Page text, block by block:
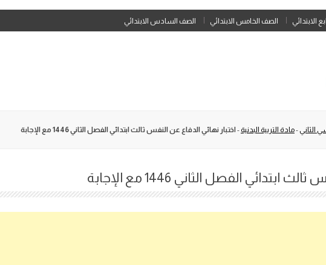
Skip
to
الابتدائي الصف الخامس الابتدائي الصف السادس الابتدائي
الثاني -مادة التربية البدنية - اختبار نهائي الدفاع عن النفس ثالث ابتدائي الفصل الثاني 1446 مع الإجابة
الفصل الثاني 1446 مع الإجابة